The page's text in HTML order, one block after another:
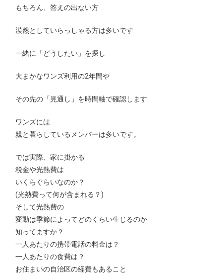
もちろん、答えの出ない方
漠然としていらっしゃる方は多いです
一緒に「どうしたい」を探し
大まかなワンズ利用の2年間や
その先の「見通し」を時間軸で確認します
ワンズには
親と暮らしているメンバーは多いです。
では実際、家に掛かる
税金や光熱費は
いくらぐらいなのか？
(光熱費って何が含まれる？)
そして光熱費の
変動は季節によってどのくらい生じるのか
知ってますか？
一人あたりの携帯電話の料金は？
一人あたりの食費は？
お住まいの自治区の経費もあること